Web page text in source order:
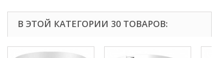
В ЭТОЙ КАТЕГОРИИ 30 ТОВАРОВ: